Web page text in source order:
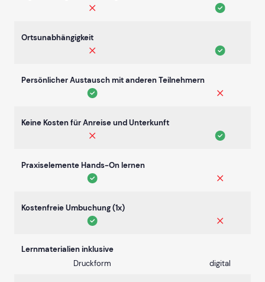
Ortsunabhängigkeit
Persönlicher Austausch mit anderen Teilnehmern
Keine Kosten für Anreise und Unterkunft
Praxiselemente Hands-On lernen
Kostenfreie Umbuchung (1x)
Lernmaterialien inklusive
Druckform
digital